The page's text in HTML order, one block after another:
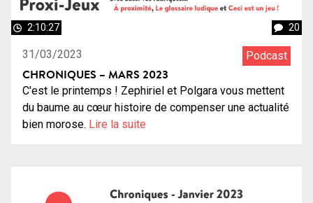
2:10:27 20
31/03/2023 Podcast
CHRONIQUES – MARS 2023
C'est le printemps ! Zephiriel et Polgara vous mettent
du baume au cœur histoire de compenser une actualité
bien morose. Lire la suite